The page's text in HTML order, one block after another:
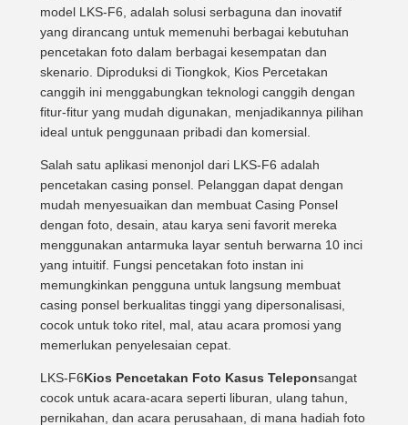
model LKS-F6, adalah solusi serbaguna dan inovatif
yang dirancang untuk memenuhi berbagai kebutuhan
pencetakan foto dalam berbagai kesempatan dan
skenario. Diproduksi di Tiongkok, Kios Percetakan
canggih ini menggabungkan teknologi canggih dengan
fitur-fitur yang mudah digunakan, menjadikannya pilihan
ideal untuk penggunaan pribadi dan komersial.
Salah satu aplikasi menonjol dari LKS-F6 adalah
pencetakan casing ponsel. Pelanggan dapat dengan
mudah menyesuaikan dan membuat Casing Ponsel
dengan foto, desain, atau karya seni favorit mereka
menggunakan antarmuka layar sentuh berwarna 10 inci
yang intuitif. Fungsi pencetakan foto instan ini
memungkinkan pengguna untuk langsung membuat
casing ponsel berkualitas tinggi yang dipersonalisasi,
cocok untuk toko ritel, mal, atau acara promosi yang
memerlukan penyelesaian cepat.
LKS-F6Kios Pencetakan Foto Kasus Teleponsangat
cocok untuk acara-acara seperti liburan, ulang tahun,
pernikahan, dan acara perusahaan, di mana hadiah foto